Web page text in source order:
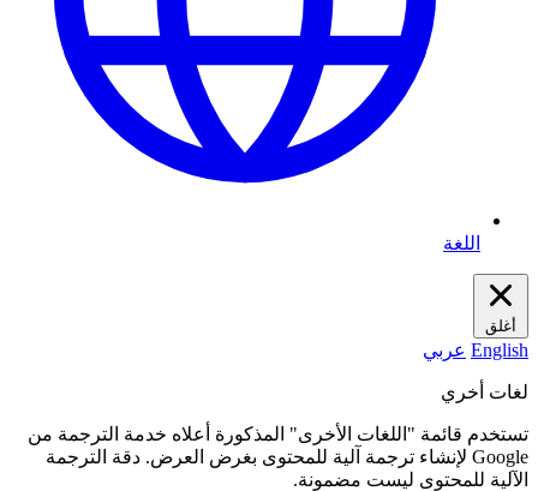
اللغة
أغلق
English عربي
لغات أخري
تستخدم قائمة "اللغات الأخرى" المذكورة أعلاه خدمة الترجمة من
Google لإنشاء ترجمة آلية للمحتوى بغرض العرض. دقة الترجمة
الآلية للمحتوى ليست مضمونة.